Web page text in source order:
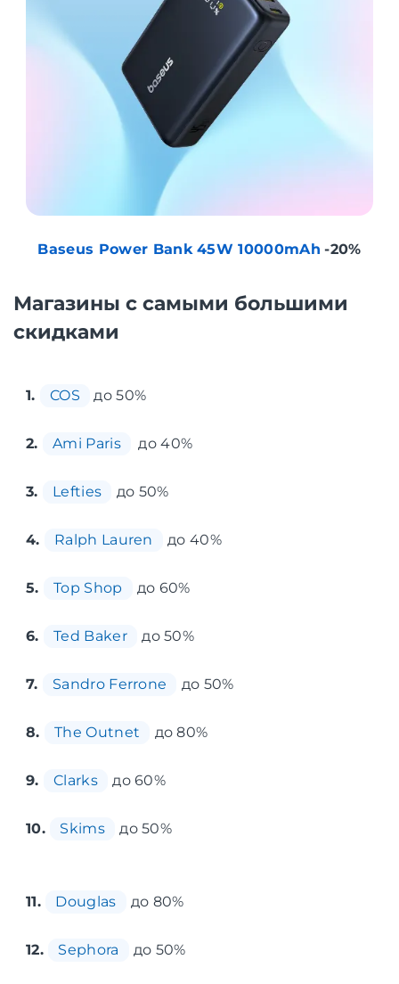
Baseus Power Bank 45W 10000mAh -20%
Магазины с самыми большими
скидками
1. COS до 50%
2. Ami Paris до 40%
3. Lefties до 50%
4. Ralph Lauren до 40%
5. Top Shop до 60%
6. Ted Baker до 50%
7. Sandro Ferrone до 50%
8. The Outnet до 80%
9. Clarks до 60%
10. Skims до 50%
11. Douglas до 80%
12. Sephora до 50%